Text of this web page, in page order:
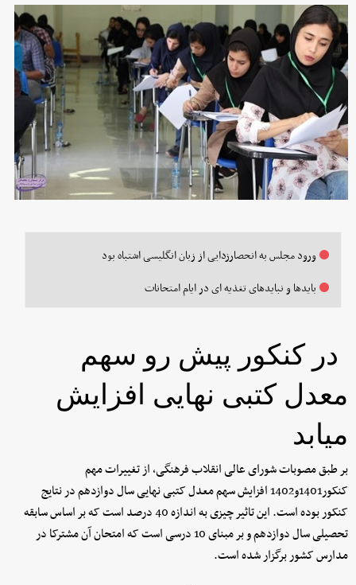
ورود مجلس به انحصارزدایی از زبان انگلیسی اشتباه بود
بایدها و نبایدهای تغذیه ای در ایام امتحانات
در کنکور پیش رو سهم
معدل کتبی نهایی افزایش
میابد
بر طبق مصوبات شورای عالی انقلاب فرهنگی، از تغییرات مهم
کنکور1401و1402 افزایش سهم معدل کتبی نهایی سال دوازدهم در نتایج
کنکور بوده است. این تاثیر چیزی به اندازه 40 درصد است که بر اساس سابقه
تحصیلی سال دوازدهم و بر مبنای 10 درسی است که امتحان آن مشترکا در
مدارس کشور برگزار شده است.